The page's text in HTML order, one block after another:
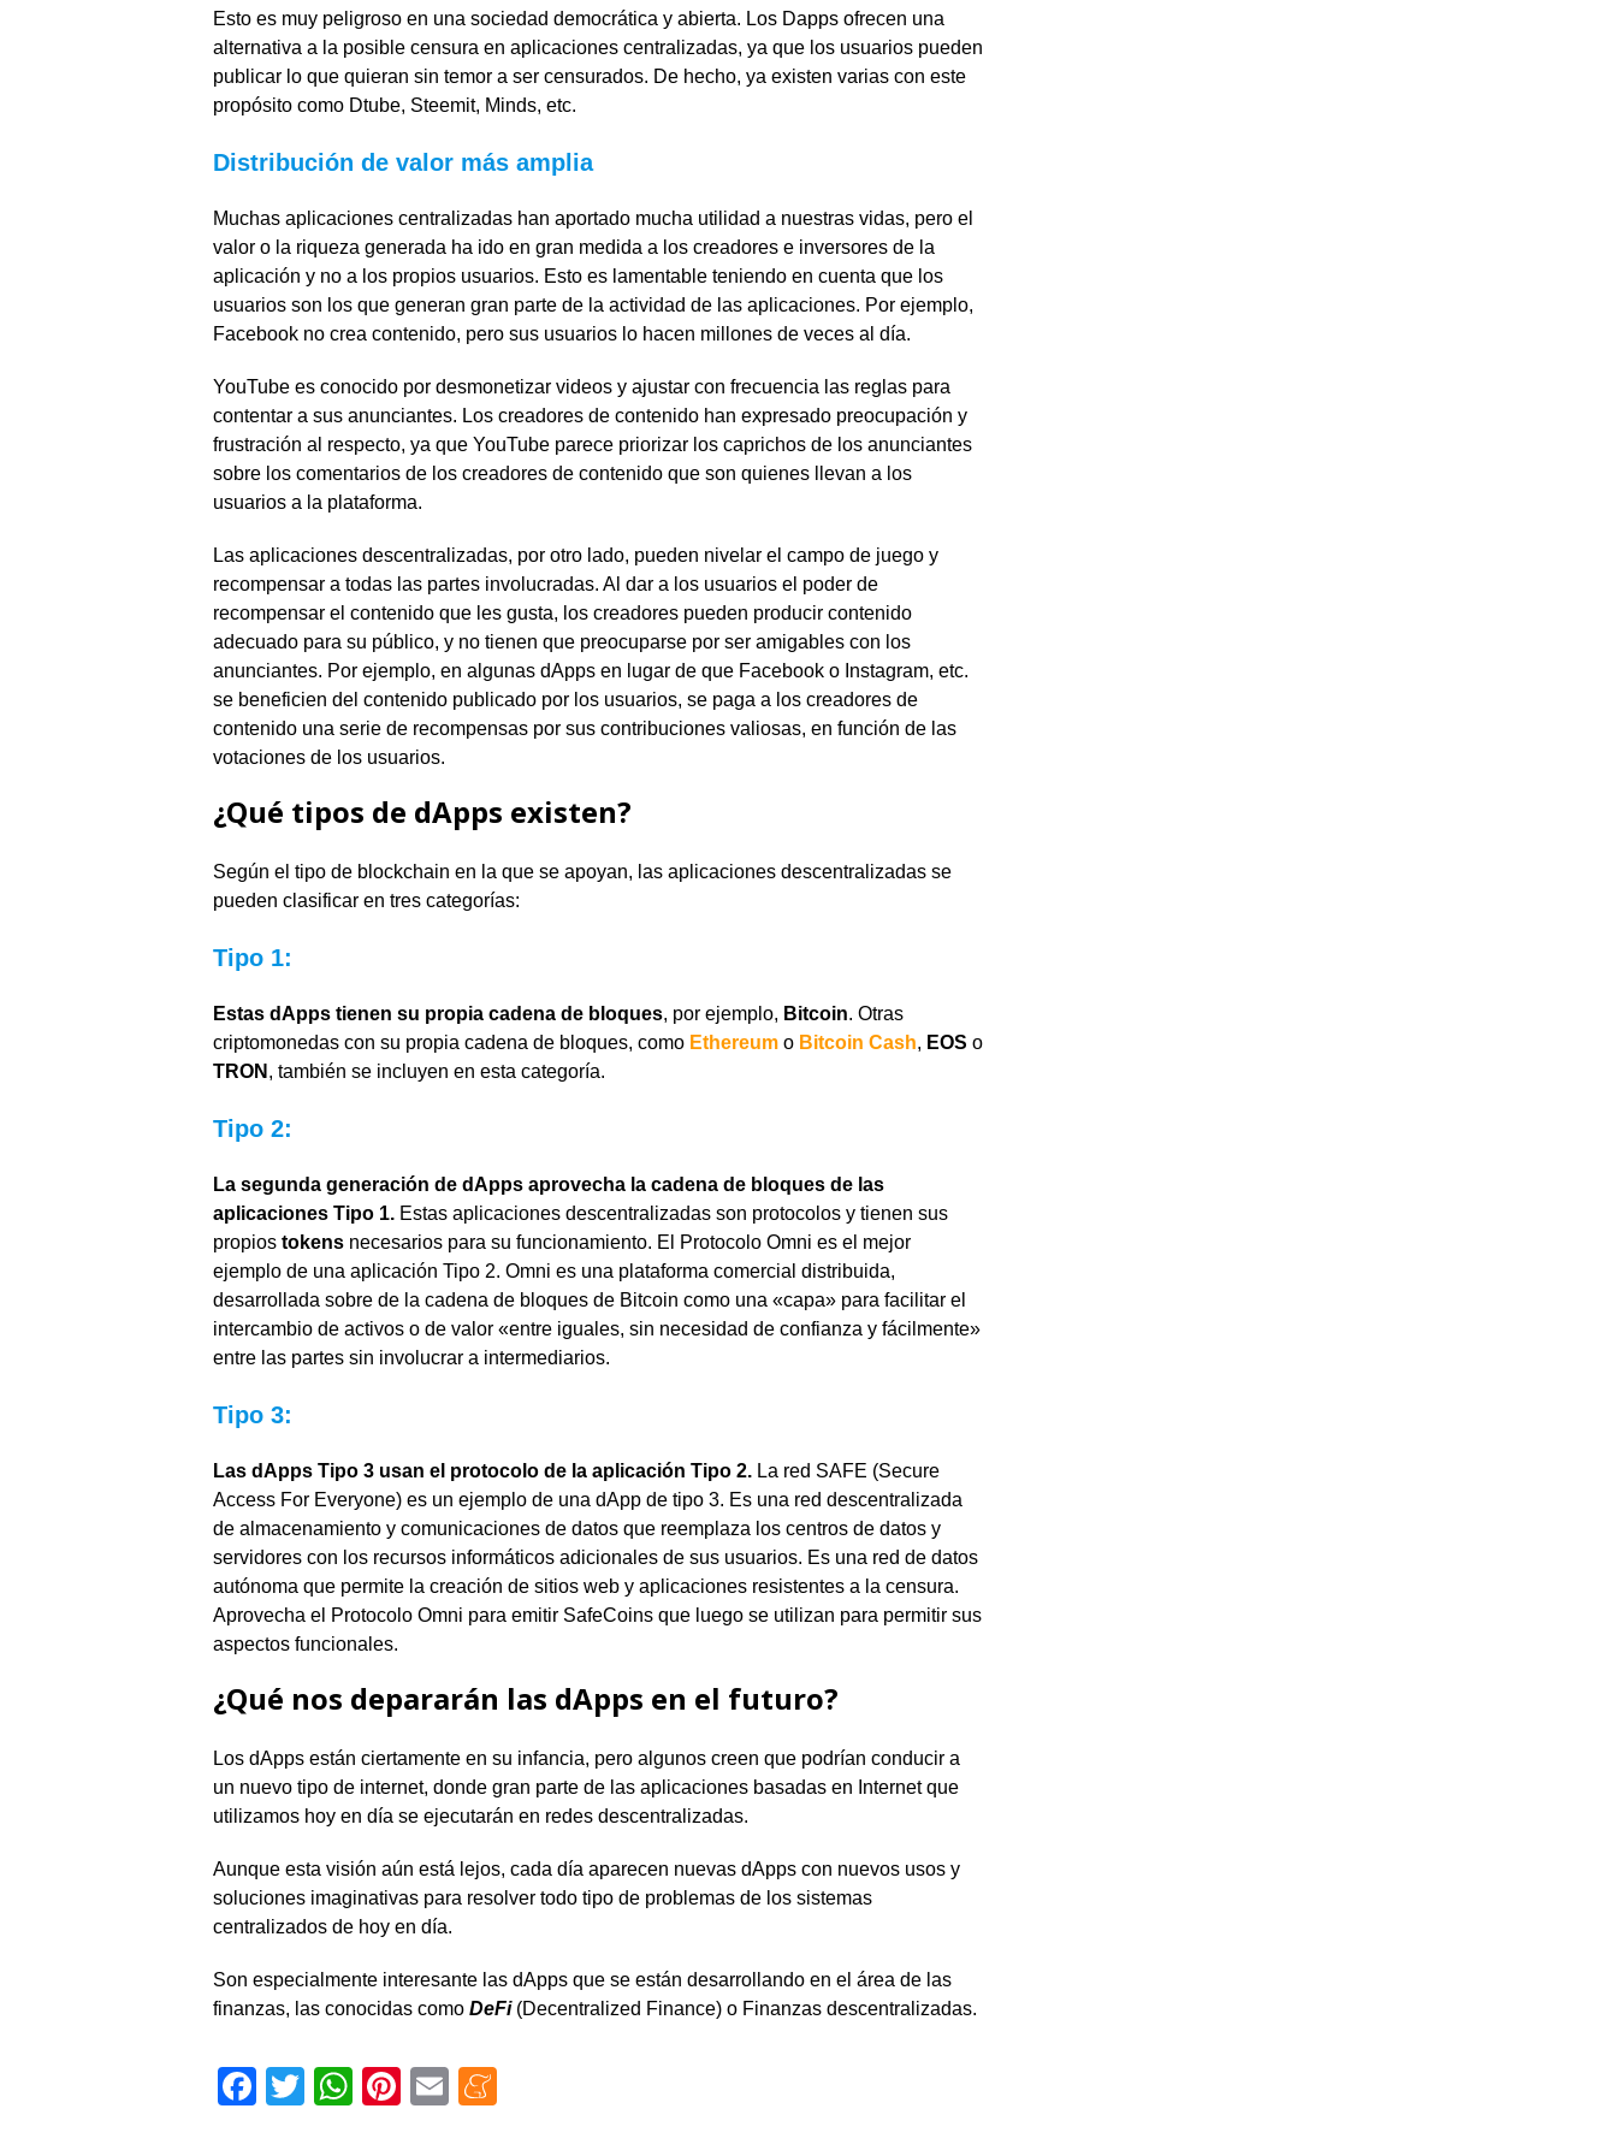
Esto es muy peligroso en una sociedad democrática y abierta. Los Dapps ofrecen una
alternativa a la posible censura en aplicaciones centralizadas, ya que los usuarios pueden
publicar lo que quieran sin temor a ser censurados. De hecho, ya existen varias con este
propósito como Dtube, Steemit, Minds, etc.
Distribución de valor más amplia
Muchas aplicaciones centralizadas han aportado mucha utilidad a nuestras vidas, pero el
valor o la riqueza generada ha ido en gran medida a los creadores e inversores de la
aplicación y no a los propios usuarios. Esto es lamentable teniendo en cuenta que los
usuarios son los que generan gran parte de la actividad de las aplicaciones. Por ejemplo,
Facebook no crea contenido, pero sus usuarios lo hacen millones de veces al día.
YouTube es conocido por desmonetizar videos y ajustar con frecuencia las reglas para
contentar a sus anunciantes. Los creadores de contenido han expresado preocupación y
frustración al respecto, ya que YouTube parece priorizar los caprichos de los anunciantes
sobre los comentarios de los creadores de contenido que son quienes llevan a los
usuarios a la plataforma.
Las aplicaciones descentralizadas, por otro lado, pueden nivelar el campo de juego y
recompensar a todas las partes involucradas. Al dar a los usuarios el poder de
recompensar el contenido que les gusta, los creadores pueden producir contenido
adecuado para su público, y no tienen que preocuparse por ser amigables con los
anunciantes. Por ejemplo, en algunas dApps en lugar de que Facebook o Instagram, etc.
se beneficien del contenido publicado por los usuarios, se paga a los creadores de
contenido una serie de recompensas por sus contribuciones valiosas, en función de las
votaciones de los usuarios.
¿Qué tipos de dApps existen?
Según el tipo de blockchain en la que se apoyan, las aplicaciones descentralizadas se
pueden clasificar en tres categorías:
Tipo 1:
Estas dApps tienen su propia cadena de bloques, por ejemplo, Bitcoin. Otras
criptomonedas con su propia cadena de bloques, como Ethereum o Bitcoin Cash, EOS o
TRON , también se incluyen en esta categoría.
Tipo 2:
La segunda generación de dApps aprovecha la cadena de bloques de las
aplicaciones Tipo 1. Estas aplicaciones descentralizadas son protocolos y tienen sus
propios tokens necesarios para su funcionamiento. El Protocolo Omni es el mejor
ejemplo de una aplicación Tipo 2. Omni es una plataforma comercial distribuida,
desarrollada sobre de la cadena de bloques de Bitcoin como una «capa» para facilitar el
intercambio de activos o de valor «entre iguales, sin necesidad de confianza y fácilmente»
entre las partes sin involucrar a intermediarios.
Tipo 3:
Las dApps Tipo 3 usan el protocolo de la aplicación Tipo 2. La red SAFE (Secure
Access For Everyone) es un ejemplo de una dApp de tipo 3. Es una red descentralizada
de almacenamiento y comunicaciones de datos que reemplaza los centros de datos y
servidores con los recursos informáticos adicionales de sus usuarios. Es una red de datos
autónoma que permite la creación de sitios web y aplicaciones resistentes a la censura.
Aprovecha el Protocolo Omni para emitir SafeCoins que luego se utilizan para permitir sus
aspectos funcionales.
¿Qué nos depararán las dApps en el futuro?
Los dApps están ciertamente en su infancia, pero algunos creen que podrían conducir a
un nuevo tipo de internet, donde gran parte de las aplicaciones basadas en Internet que
utilizamos hoy en día se ejecutarán en redes descentralizadas.
Aunque esta visión aún está lejos, cada día aparecen nuevas dApps con nuevos usos y
soluciones imaginativas para resolver todo tipo de problemas de los sistemas
centralizados de hoy en día.
Son especialmente interesante las dApps que se están desarrollando en el área de las
finanzas, las conocidas como DeFi(Decentralized Finance) o Finanzas descentralizadas.
Facebook
TwitterWhatsApp
Pinterest
Email